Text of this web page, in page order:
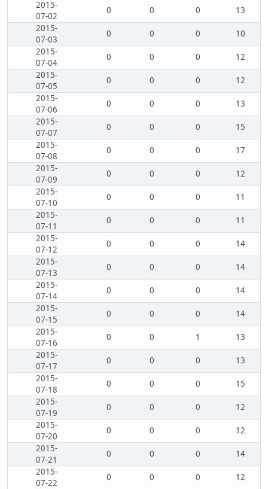
2015-
07-02
0 0 0
13
2015-
07-03
0 0 0
10
2015-
07-04
0 0 0
12
2015-
07-05
0 0 0
12
2015-
07-06
0 0 0
13
2015-
07-07
0 0 0
15
2015-
07-08
0 0 0
17
2015-
07-09
0 0 0
12
2015-
07-10
0 0 0
11
2015-
07-11
0 0 0
11
2015-
07-12
0 0 0
14
2015-
07-13
0 0 0
14
2015-
07-14
0 0 0
14
2015-
07-15
0 0 0
14
2015-
07-16
0 0 1
13
2015-
07-17
0 0 0
13
2015-
07-18
0 0 0
15
2015-
07-19
0 0 0
12
2015-
07-20
0 0 0
12
2015-
07-21
0 0 0
14
2015-
07-22
0 0 0
12